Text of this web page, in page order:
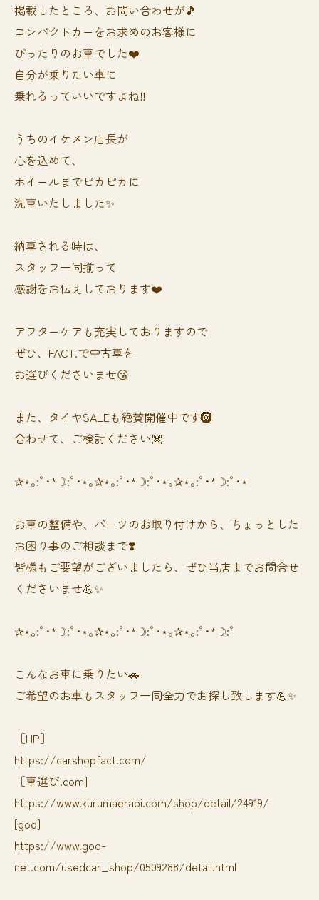
掲載したところ、お問い合わせが🎵
コンパクトカーをお求めのお客様に
ぴったりのお車でした❤️
自分が乗りたい車に
乗れるっていいですよね‼️
うちのイケメン店長が
心を込めて、
ホイールまでピカピカに
洗車いたしました✨
納車される時は、
スタッフ一同揃って
感謝をお伝えしております❤️
アフターケアも充実しておりますので
ぜひ、FACT.で中古車を
お選びくださいませ😘
また、タイヤSALEも絶賛開催中です🛞
合わせて、ご検討ください👐
✰⋆｡:ﾟ･*☽:ﾟ･⋆｡✰⋆｡:ﾟ･*☽:ﾟ･⋆｡✰⋆｡:ﾟ･*☽:ﾟ･⋆
お車の整備や、パーツのお取り付けから、ちょっとした
お困り事のご相談まで❣️
皆様もご要望がございましたら、ぜひ当店までお問合せ
くださいませ💪✨
✰⋆｡:ﾟ･*☽:ﾟ･⋆｡✰⋆｡:ﾟ･*☽:ﾟ･⋆｡✰⋆｡:ﾟ･*☽:ﾟ
⁡⁡⁡こんなお車に乗りたい🚗
ご希望のお車もスタッフ一同全力でお探し致します💪✨
［HP］
https://carshopfact.com/
［車選び.com]
https://www.kurumaerabi.com/shop/detail/24919/
[goo]
https://www.goo-
net.com/usedcar_shop/0509288/detail.html